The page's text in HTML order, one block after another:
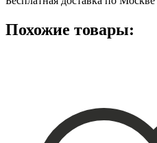
Похожие товары: